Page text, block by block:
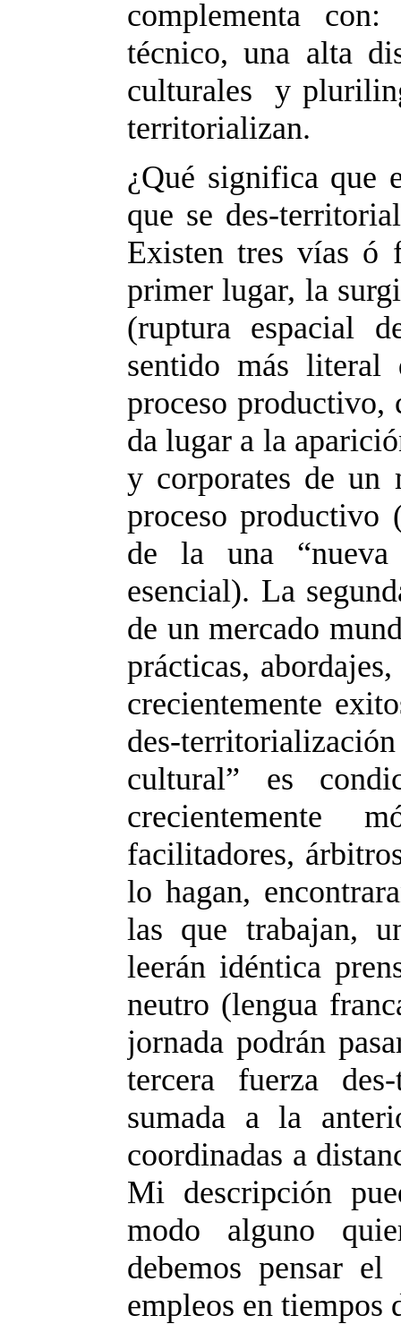
complementa
técnico, una alta
culturales y
territorializan.
¿Qué significa que
que se des-
Existen tres vías ó
primer lugar, la
(ruptura espacial
sentido más literal
proceso productivo,
da lugar a la
y corporates de un
proceso productivo
de la una “nueva
esencial). La
de un mercado
prácticas,
crecientemente
des-
cultural” es
crecientemente
facilitadores,
lo hagan,
las que trabajan,
leerán idéntica
neutro (lengua
jornada podrán
tercera fuerza
sumada a la
coordinadas a
Mi descripción
modo alguno
debemos pensar
empleos en tiempos